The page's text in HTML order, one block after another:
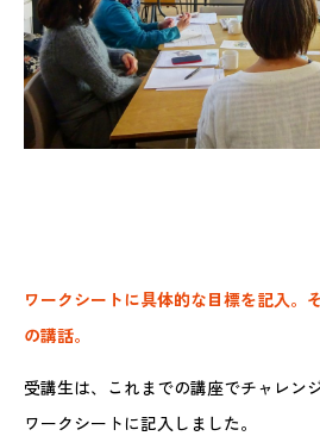
ワークシートに具体的な目標を記入。
の講話。
受講生は、これまでの講座でチャレン
ワークシートに記入しました。